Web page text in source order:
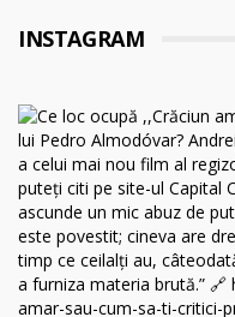
INSTAGRAM